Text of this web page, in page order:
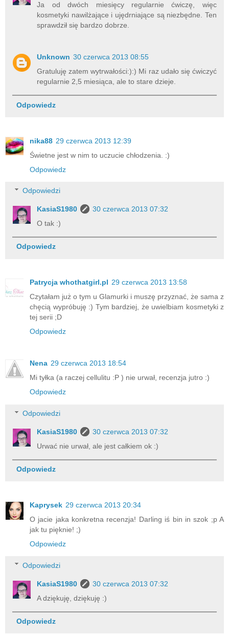
Ja od dwóch miesięcy regularnie ćwiczę, więc
kosmetyki nawilżające i ujędrniające są niezbędne. Ten
sprawdził się bardzo dobrze.
Unknown 30 czerwca 2013 08:55
Gratuluję zatem wytrwałości:):) Mi raz udało się ćwiczyć
regularnie 2,5 miesiąca, ale to stare dzieje.
Odpowiedz
nika88 29 czerwca 2013 12:39
Świetne jest w nim to uczucie chłodzenia. :)
Odpowiedz
Odpowiedzi
KasiaS1980
30 czerwca 2013 07:32
O tak :)
Odpowiedz
Patrycja whothatgirl.pl 29 czerwca 2013 13:58
Czytałam już o tym u Glamurki i muszę przyznać, że sama z
chęcią wypróbuję :) Tym bardziej, że uwielbiam kosmetyki z
tej serii ;D
Odpowiedz
Nena 29 czerwca 2013 18:54
Mi tyłka (a raczej cellulitu :P ) nie urwał, recenzja jutro :)
Odpowiedz
Odpowiedzi
KasiaS1980
30 czerwca 2013 07:32
Urwać nie urwał, ale jest całkiem ok :)
Odpowiedz
Kaprysek 29 czerwca 2013 20:34
O jacie jaka konkretna recenzja! Darling iś bin in szok ;p A
jak tu pięknie! ;)
Odpowiedz
Odpowiedzi
KasiaS1980
30 czerwca 2013 07:32
A dziękuję, dziękuję :)
Odpowiedz